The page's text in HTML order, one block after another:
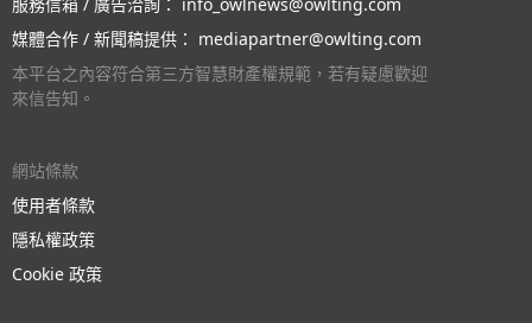
媒體合作 / 新聞稿提供： mediapartner@owlting.com
本平台之內容符合第三方智慧財產權規範，若有疑慮歡迎
來信告知。
網站條款
使用者條款
隱私權政策
Cookie 政策